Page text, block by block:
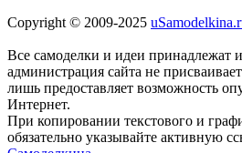
Copyright © 2009-2025
Все самоделки и идеи принадлежат
администрация сайта не
лишь предоставляет возможность
Интернет.
При копировании текстового и
обязательно указывайте активную